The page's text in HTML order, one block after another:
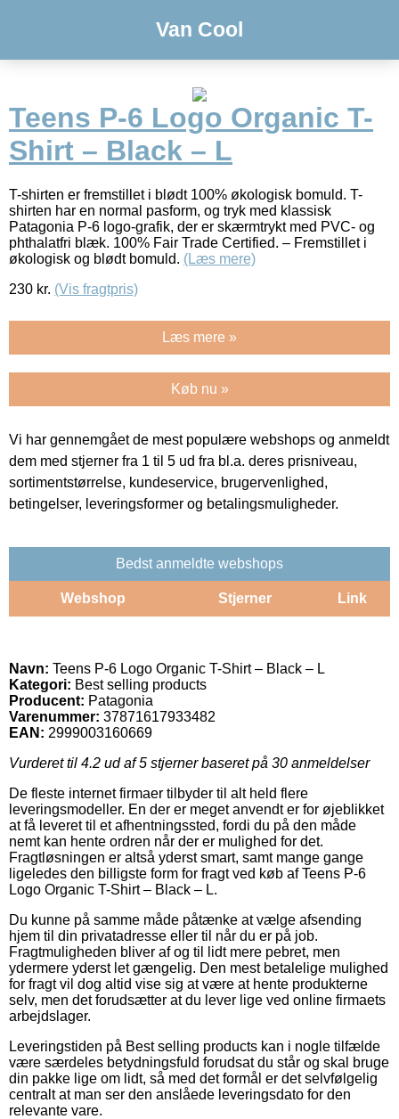
Van Cool
Teens P-6 Logo Organic T-
Shirt – Black – L
T-shirten er fremstillet i blødt 100% økologisk bomuld. T-
shirten har en normal pasform, og tryk med klassisk
Patagonia P-6 logo-grafik, der er skærmtrykt med PVC- og
phthalatfri blæk. 100% Fair Trade Certified. – Fremstillet i
økologisk og blødt bomuld. (Læs mere)
230 kr. (Vis fragtpris)
Læs mere »
Køb nu »
Vi har gennemgået de mest populære webshops og anmeldt
dem med stjerner fra 1 til 5 ud fra bl.a. deres prisniveau,
sortimentstørrelse, kundeservice, brugervenlighed,
betingelser, leveringsformer og betalingsmuligheder.
Bedst anmeldte webshops
Webshop Stjerner Link
Navn: Teens P-6 Logo Organic T-Shirt – Black – L
Kategori: Best selling products
Producent: Patagonia
Varenummer: 37871617933482
EAN: 2999003160669
Vurderet til 4.2 ud af 5 stjerner baseret på 30 anmeldelser
De fleste internet firmaer tilbyder til alt held flere
leveringsmodeller. En der er meget anvendt er for øjeblikket
at få leveret til et afhentningssted, fordi du på den måde
nemt kan hente ordren når der er mulighed for det.
Fragtløsningen er altså yderst smart, samt mange gange
ligeledes den billigste form for fragt ved køb af Teens P-6
Logo Organic T-Shirt – Black – L.
Du kunne på samme måde påtænke at vælge afsending
hjem til din privatadresse eller til når du er på job.
Fragtmuligheden bliver af og til lidt mere pebret, men
ydermere yderst let gængelig. Den mest betalelige mulighed
for fragt vil dog altid vise sig at være at hente produkterne
selv, men det forudsætter at du lever lige ved online firmaets
arbejdslager.
Leveringstiden på Best selling products kan i nogle tilfælde
være særdeles betydningsfuld forudsat du står og skal bruge
din pakke lige om lidt, så med det formål er det selvfølgelig
centralt at man ser den anslåede leveringsdato for den
relevante vare.